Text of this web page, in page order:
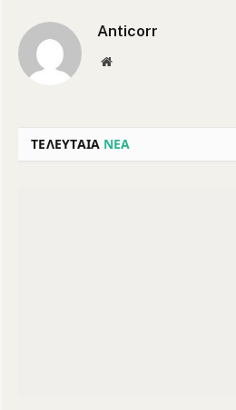
Anticorr
Website
ΤΕΛΕΥΤΑΙΑ ΝΕΑ